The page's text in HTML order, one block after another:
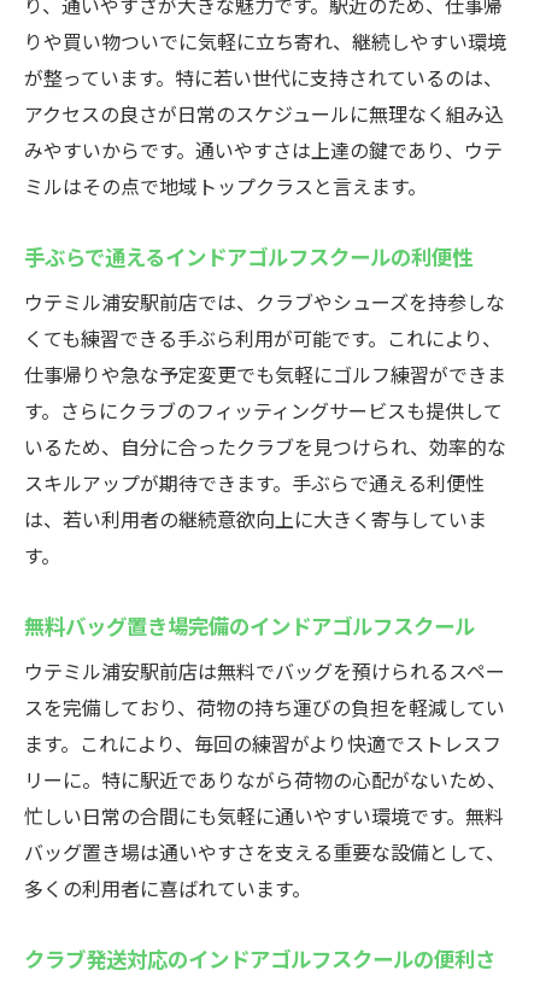
りや買い物ついでに気軽に立ち寄れ、継続しやすい環境
が整っています。特に若い世代に支持されているのは、
アクセスの良さが日常のスケジュールに無理なく組み込
みやすいからです。通いやすさは上達の鍵であり、ウテ
ミルはその点で地域トップクラスと言えます。
手ぶらで通えるインドアゴルフスクールの利便性
ウテミル浦安駅前店では、クラブやシューズを持参しな
くても練習できる手ぶら利用が可能です。これにより、
仕事帰りや急な予定変更でも気軽にゴルフ練習ができま
す。さらにクラブのフィッティングサービスも提供して
いるため、自分に合ったクラブを見つけられ、効率的な
スキルアップが期待できます。手ぶらで通える利便性
は、若い利用者の継続意欲向上に大きく寄与していま
す。
無料バッグ置き場完備のインドアゴルフスクール
ウテミル浦安駅前店は無料でバッグを預けられるスペー
スを完備しており、荷物の持ち運びの負担を軽減してい
ます。これにより、毎回の練習がより快適でストレスフ
リーに。特に駅近でありながら荷物の心配がないため、
忙しい日常の合間にも気軽に通いやすい環境です。無料
バッグ置き場は通いやすさを支える重要な設備として、
多くの利用者に喜ばれています。
クラブ発送対応のインドアゴルフスクールの便利さ